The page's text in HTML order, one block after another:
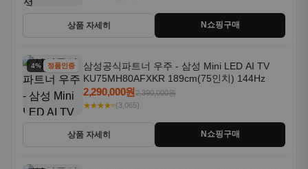
상품 자세히 N쇼핑구매
4% 할인정품인증
삼성공식파트너 우주 - 삼성 Mini LED AI TV
KU75MH80AFXKR 189cm(75인치) 144Hz
2,290,000원2,390,000원
★★★★⭐(3,065)
상품 자세히 N쇼핑구매